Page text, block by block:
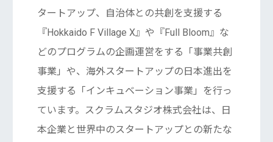
タートアップ、自治体との共創を支援する
『Hokkaido F Village X』や『Full Bloom』な
どのプログラムの企画運営をする「事業共創
事業」や、海外スタートアップの日本進出を
支援する「インキュベーション事業」を行っ
ています。スクラムスタジオ株式会社は、日
本企業と世界中のスタートアップとの新たな